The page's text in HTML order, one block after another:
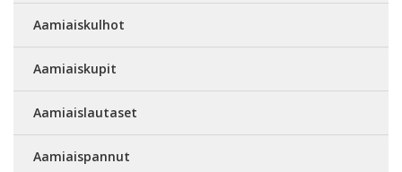
Aamiaiskulhot
Aamiaiskupit
Aamiaislautaset
Aamiaispannut